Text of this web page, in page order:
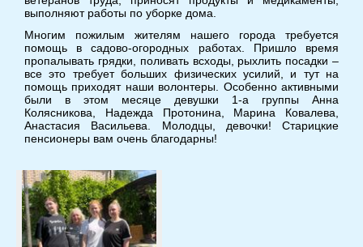
выполняют работы по уборке дома.
Многим пожилым жителям нашего города требуется
помощь в садово-огородных работах. Пришло время
пропалывать грядки, поливать всходы, рыхлить посадки –
все это требует больших физических усилий, и тут на
помощь приходят наши волонтеры. Особенно активными
были в этом месяце девушки 1-а группы Анна
Колясникова, Надежда Протонина, Марина Ковалева,
Анастасия Васильева. Молодцы, девочки! Старицкие
пенсионеры вам очень благодарны!